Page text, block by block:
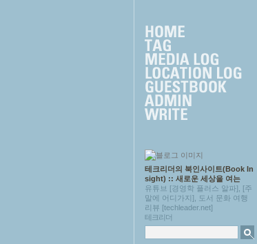
테크리더의 북인사이트(Book In
sight) :: 새로운 세상을 여는
유튜브 [경영학 플러스 알파], [주
말에 어디가지], 도서 문화 여행
리뷰 [techleader.net]
테크리더